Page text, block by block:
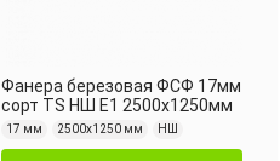
Фанера березовая ФСФ 17мм
сорт TS НШ Е1 2500х1250мм
17 мм 2500х1250 мм НШ